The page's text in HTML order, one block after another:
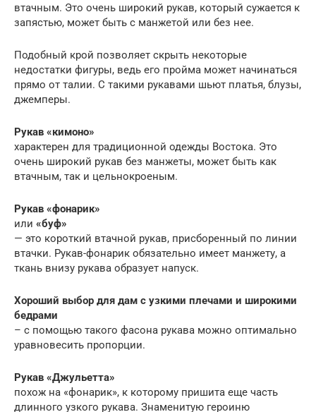
втачным. Это очень широкий рукав, который сужается к
запястью, может быть с манжетой или без нее.
Подобный крой позволяет скрыть некоторые
недостатки фигуры, ведь его пройма может начинаться
прямо от талии. С такими рукавами шьют платья, блузы,
джемперы.
Рукав «кимоно»
характерен для традиционной одежды Востока. Это
очень широкий рукав без манжеты, может быть как
втачным, так и цельнокроеным.
Рукав «фонарик»
или «буф»
— это короткий втачной рукав, присборенный по линии
втачки. Рукав-фонарик обязательно имеет манжету, а
ткань внизу рукава образует напуск.
Хороший выбор для дам с узкими плечами и широкими
бедрами
– с помощью такого фасона рукава можно оптимально
уравновесить пропорции.
Рукав «Джульетта»
похож на «фонарик», к которому пришита еще часть
длинного узкого рукава. Знаменитую героиню